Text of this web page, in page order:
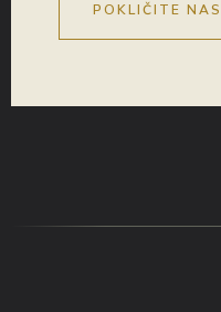
POKLIČITE NAS